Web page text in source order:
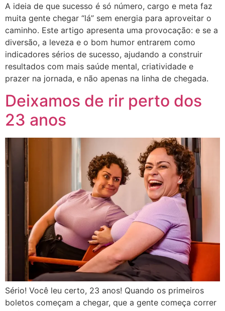
A ideia de que sucesso é só número, cargo e meta faz
muita gente chegar “lá” sem energia para aproveitar o
caminho. Este artigo apresenta uma provocação: e se a
diversão, a leveza e o bom humor entrarem como
indicadores sérios de sucesso, ajudando a construir
resultados com mais saúde mental, criatividade e
prazer na jornada, e não apenas na linha de chegada.
Deixamos de rir perto dos
23 anos
Sério! Você leu certo, 23 anos! Quando os primeiros
boletos começam a chegar, que a gente começa correr